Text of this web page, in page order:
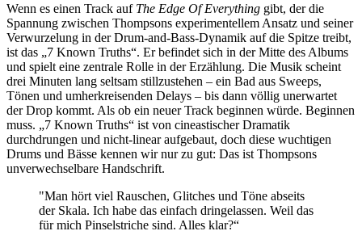
Wenn es einen Track auf The Edge Of Everything gibt, der die
Spannung zwischen Thompsons experimentellem Ansatz und seiner
Verwurzelung in der Drum-and-Bass-Dynamik auf die Spitze treibt,
ist das „7 Known Truths“. Er befindet sich in der Mitte des Albums
und spielt eine zentrale Rolle in der Erzählung. Die Musik scheint
drei Minuten lang seltsam stillzustehen – ein Bad aus Sweeps,
Tönen und umherkreisenden Delays – bis dann völlig unerwartet
der Drop kommt. Als ob ein neuer Track beginnen würde. Beginnen
muss. „7 Known Truths“ ist von cineastischer Dramatik
durchdrungen und nicht-linear aufgebaut, doch diese wuchtigen
Drums und Bässe kennen wir nur zu gut: Das ist Thompsons
unverwechselbare Handschrift.
"Man hört viel Rauschen, Glitches und Töne abseits
der Skala. Ich habe das einfach dringelassen. Weil das
für mich Pinselstriche sind. Alles klar?“